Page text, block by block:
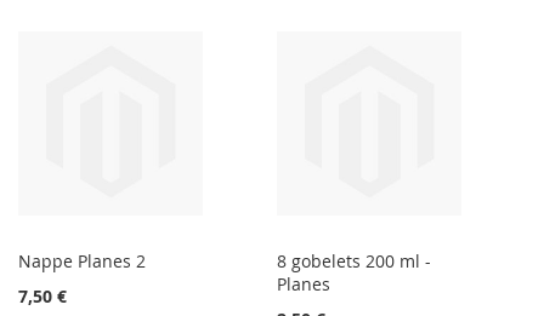
Nappe Planes 2
7,50 €
8 gobelets 200 ml -
Planes